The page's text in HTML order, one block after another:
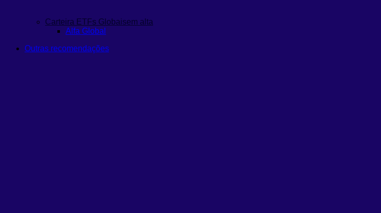
Carteira ETFs Globaisem alta
Alfa Global
Outras recomendações